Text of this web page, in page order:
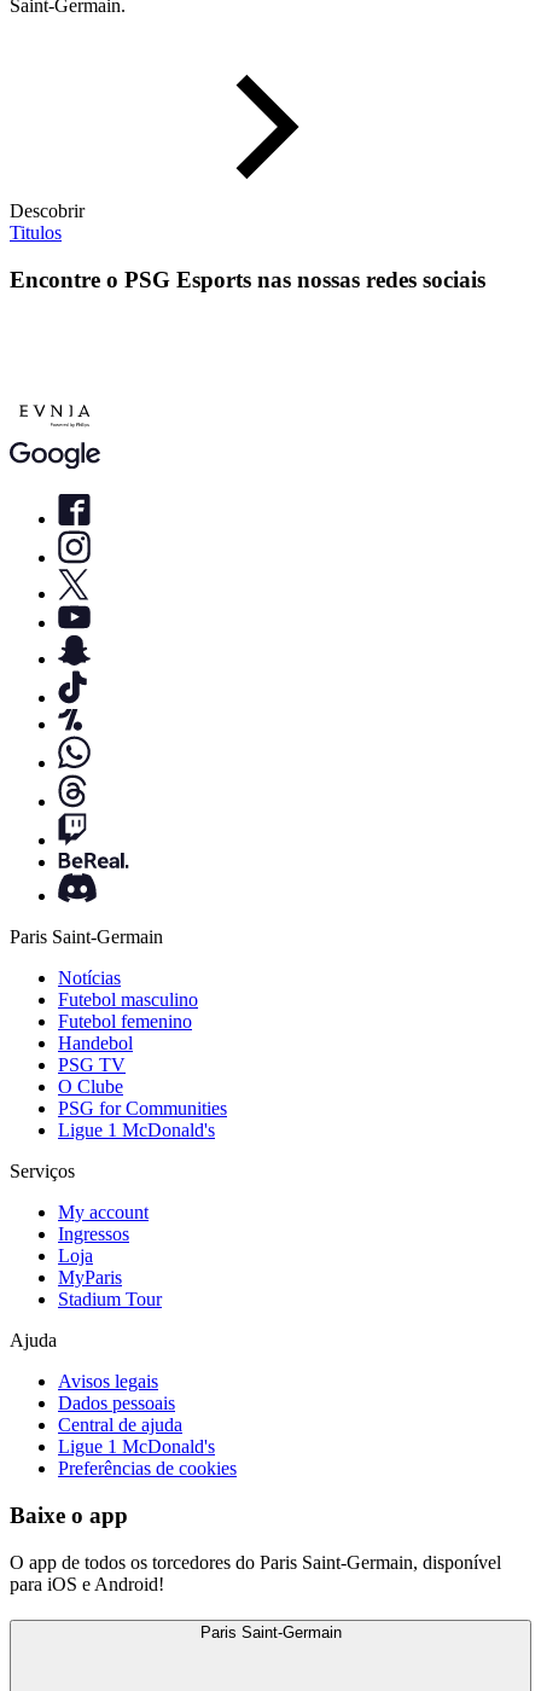
Saint-Germain.
Descobrir
Titulos
Encontre o PSG Esports nas nossas redes sociais
Paris Saint-Germain
Notícias
Futebol masculino
Futebol femenino
Handebol
PSG TV
O Clube
PSG for Communities
Ligue 1 McDonald's
Serviços
My account
Ingressos
Loja
MyParis
Stadium Tour
Ajuda
Avisos legais
Dados pessoais
Central de ajuda
Ligue 1 McDonald's
Preferências de cookies
Baixe o app
O app de todos os torcedores do Paris Saint-Germain, disponível
para iOS e Android!
Paris Saint-Germain